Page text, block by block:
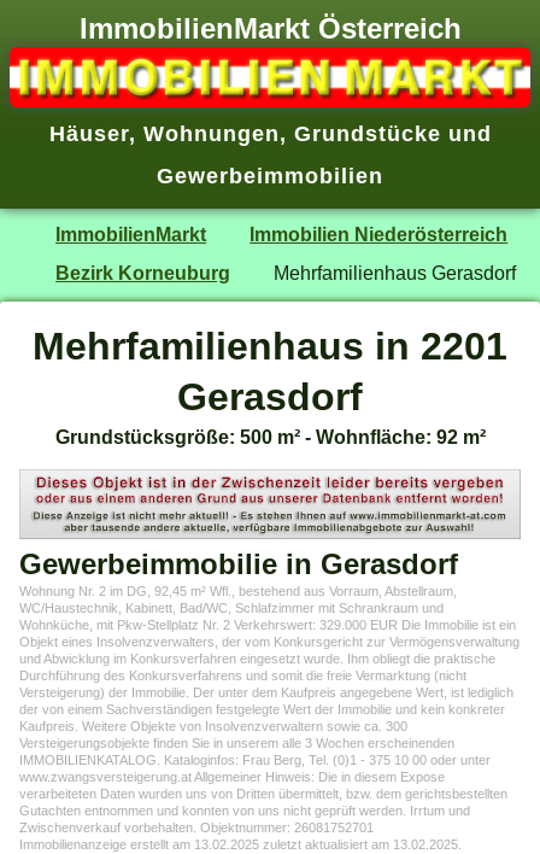
ImmobilienMarkt Österreich
Häuser, Wohnungen, Grundstücke und
Gewerbeimmobilien
ImmobilienMarkt
Immobilien Niederösterreich
Bezirk Korneuburg
Mehrfamilienhaus Gerasdorf
Mehrfamilienhaus in 2201
Gerasdorf
Grundstücksgröße: 500 m² - Wohnfläche: 92 m²
Gewerbeimmobilie in Gerasdorf
Wohnung Nr. 2 im DG, 92,45 m² Wfl., bestehend aus Vorraum, Abstellraum,
WC/Haustechnik, Kabinett, Bad/WC, Schlafzimmer mit Schrankraum und
Wohnküche, mit Pkw-Stellplatz Nr. 2 Verkehrswert: 329.000 EUR Die Immobilie ist ein
Objekt eines Insolvenzverwalters, der vom Konkursgericht zur Vermögensverwaltung
und Abwicklung im Konkursverfahren eingesetzt wurde. Ihm obliegt die praktische
Durchführung des Konkursverfahrens und somit die freie Vermarktung (nicht
Versteigerung) der Immobilie. Der unter dem Kaufpreis angegebene Wert, ist lediglich
der von einem Sachverständigen festgelegte Wert der Immobilie und kein konkreter
Kaufpreis. Weitere Objekte von Insolvenzverwaltern sowie ca. 300
Versteigerungsobjekte finden Sie in unserem alle 3 Wochen erscheinenden
IMMOBILIENKATALOG. Kataloginfos: Frau Berg, Tel. (0)1 - 375 10 00 oder unter
www.zwangsversteigerung.at Allgemeiner Hinweis: Die in diesem Expose
verarbeiteten Daten wurden uns von Dritten übermittelt, bzw. dem gerichtsbestellten
Gutachten entnommen und konnten von uns nicht geprüft werden. Irrtum und
Zwischenverkauf vorbehalten. Objektnummer: 26081752701
Immobilienanzeige erstellt am 13.02.2025 zuletzt aktualisiert am 13.02.2025.